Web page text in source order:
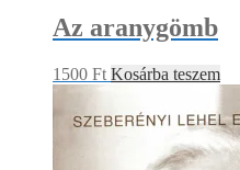
Az aranygömb
1500 Ft Kosárba teszem